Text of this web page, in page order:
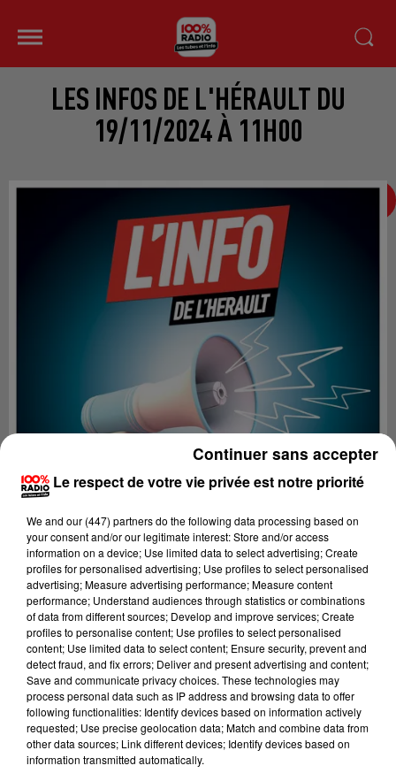
LES INFOS DE L'HÉRAULT DU
19/11/2024 À 11H00
Lecture (2 min 22 sec)
100%
100% Radio les infos de l'Hérault
Le respect de votre vie privée est notre priorité
We and our (447) partnersdo the following data processing based on
your consent and/or our legitimate interest: Store and/or access
information on a device; Use limited data to select advertising; Create
profiles for personalised advertising; Use profiles to select personalised
advertising; Measure advertising performance; Measure content
performance; Understand audiences through statistics or combinations
of data from different sources; Develop and improve services; Create
profiles to personalise content; Use profiles to select personalised
content; Use limited data to select content; Ensure security, prevent and
detect fraud, and fix errors; Deliver and present advertising and content;
Save and communicate privacy choices. These technologies may
process personal data such as IP address and browsing data to offer
following functionalities: Identify devices based on information actively
requested; Use precise geolocation data; Match and combine data from
other data sources; Link different devices; Identify devices based on
information transmitted automatically.
Continuer sans accepter